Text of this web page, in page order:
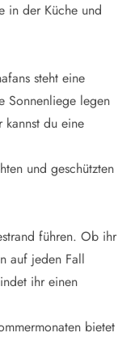
in der Küche und
steht eine
Sonnenliege legen
du eine
und geschützten
führen. Ob ihr
auf jeden Fall
ihr einen
bietet